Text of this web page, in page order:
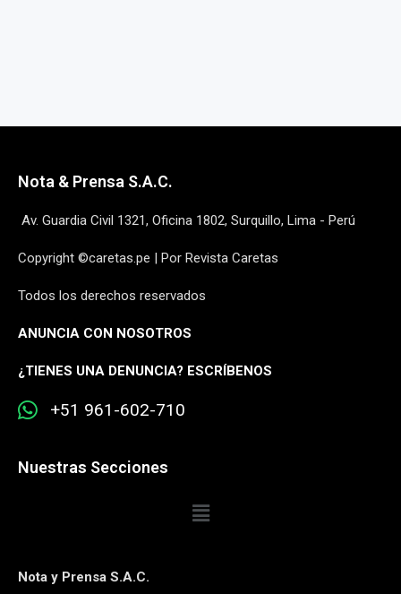
Nota & Prensa S.A.C.
Av. Guardia Civil 1321, Oficina 1802, Surquillo, Lima - Perú
Copyright ©caretas.pe | Por Revista Caretas
Todos los derechos reservados
ANUNCIA CON NOSOTROS
¿TIENES UNA DENUNCIA? ESCRÍBENOS
+51 961-602-710
Nuestras Secciones
Nota y Prensa S.A.C.